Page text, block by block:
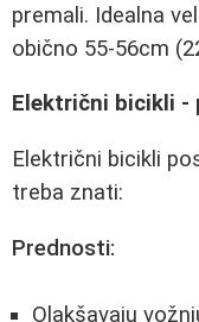
premali. Idealna
obično 55-56cm
Električni bicikli -
Električni bicikli
treba znati:
Prednosti:
Olakšavaju